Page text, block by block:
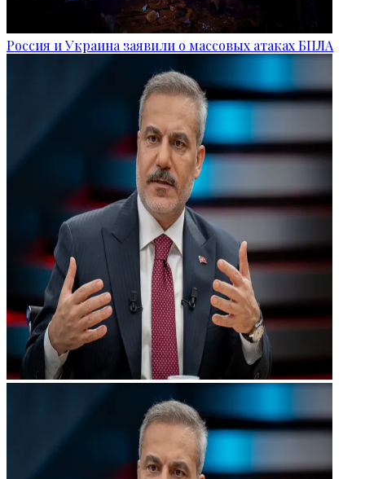
Россия и Украина заявили о массовых атаках БПЛА